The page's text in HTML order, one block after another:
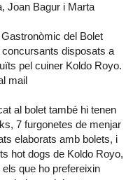
Joan Bagur i Marta
del Bolet
disposats a
pel cuiner Koldo Royo.
mail
al bolet també hi tenen
7 furgonetes de menjar
elaborats amb bolets, i
hot dogs de Koldo Royo,
que ho prefereixin